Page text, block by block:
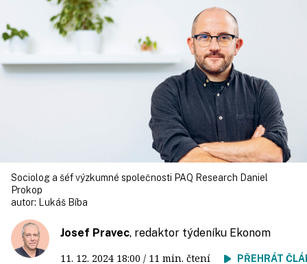
Sociolog a šéf výzkumné společnosti PAQ Research Daniel
Prokop
autor:
Lukáš Bíba
Josef Pravec, redaktor týdeníku Ekonom
11. 12. 2024 18:00 / 11 min. čtení PŘEHRÁT